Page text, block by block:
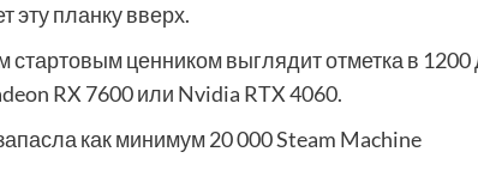
эту планку вверх.
стартовым ценником выглядит отметка в
RX 7600 или Nvidia RTX 4060.
как минимум 20 000 Steam Machine